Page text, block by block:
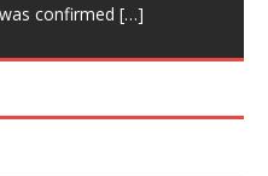
confirmed […]